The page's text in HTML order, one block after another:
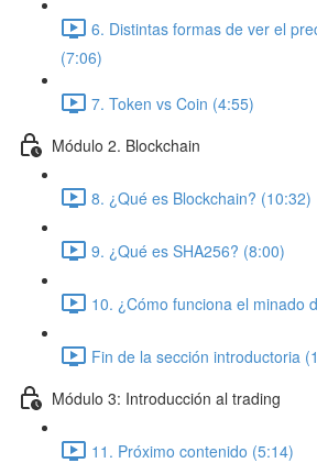
6. Distintas formas de ver el
(7:06)
7. Token vs Coin (4:55)
Módulo 2. Blockchain
8. ¿Qué es Blockchain? (10:32)
9. ¿Qué es SHA256? (8:00)
10. ¿Cómo funciona el minado
Fin de la sección introductoria
Módulo 3: Introducción al trading
11. Próximo contenido (5:14)